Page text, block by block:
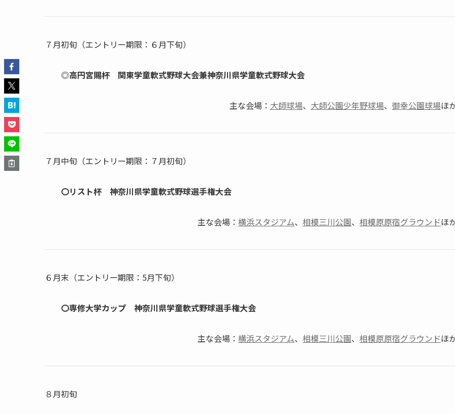
７月初旬（エントリー期限：６月下旬）
◎高円宮賜杯 関東学童軟式野球大会兼神奈川県学童軟式野球大会
主な会場： 大師球場、 大師公園少年野球場、 御幸公園球場ほ
７月中旬（エントリー期限：７月初旬）
〇リスト杯 神奈川県学童軟式野球選手権大会
主な会場： 横浜スタジアム、 相模三川公園、 相模原原宿グラウンドほ
６月末（エントリー期限：5月下旬）
〇専修大学カップ 神奈川県学童軟式野球選手権大会
主な会場： 横浜スタジアム、 相模三川公園、 相模原原宿グラウンドほ
８月初旬